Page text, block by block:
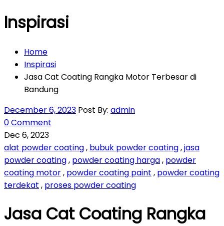
Inspirasi
Home
Inspirasi
Jasa Cat Coating Rangka Motor Terbesar di
Bandung
December 6, 2023 Post By: admin
0 Comment
Dec 6, 2023
alat powder coating, bubuk powder coating,jasa
powder coating, powder coating harga, powder
coating motor, powder coating paint , powder coating
terdekat , proses powder coating
Jasa Cat Coating Rangka